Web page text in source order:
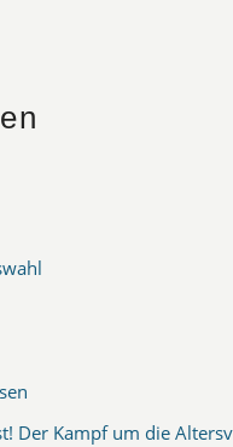
Der Kampf um die